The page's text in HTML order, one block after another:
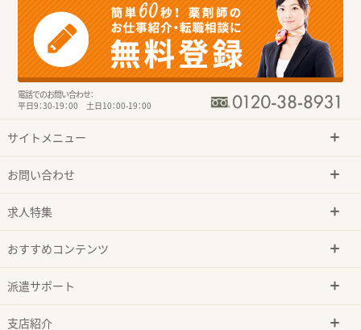
電話でのお問い合わせ：
平日9：30-19：00 土日10：00-19：00
サイトメニュー
お問い合わせ
求人特集
おすすめコンテンツ
派遣サポート
支店紹介